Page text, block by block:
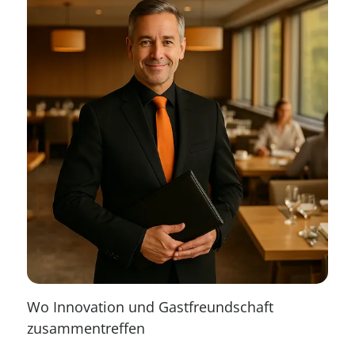
----
Wo Innovation und Gastfreundschaft
zusammentreffen